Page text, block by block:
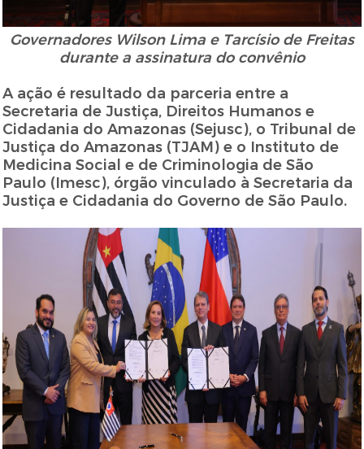
Governadores Wilson Lima e Tarcísio de Freitas
durante a assinatura do convênio
A ação é resultado da parceria entre a
Secretaria de Justiça, Direitos Humanos e
Cidadania do Amazonas (Sejusc), o Tribunal de
Justiça do Amazonas (TJAM) e o Instituto de
Medicina Social e de Criminologia de São
Paulo (Imesc), órgão vinculado à Secretaria da
Justiça e Cidadania do Governo de São Paulo.